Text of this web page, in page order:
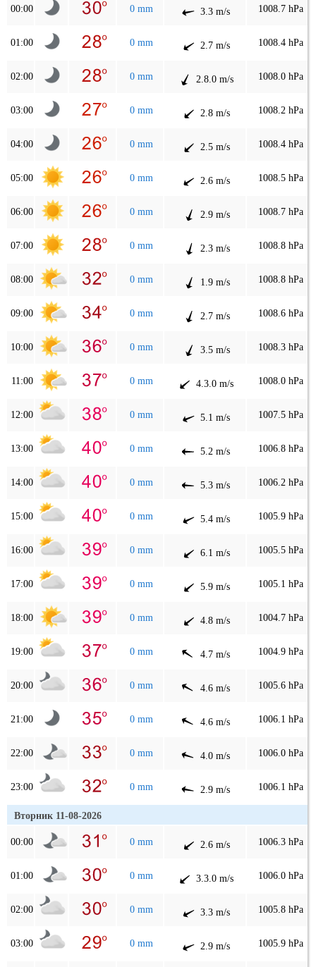
00:00 0 mm 3.3 m/s 1008.7 hPa
01:00 0 mm 2.7 m/s 1008.4 hPa
02:00 0 mm 2.8.0 m/s 1008.0 hPa
03:00 0 mm 2.8 m/s 1008.2 hPa
04:00 0 mm 2.5 m/s 1008.4 hPa
05:00 0 mm 2.6 m/s 1008.5 hPa
06:00 0 mm 2.9 m/s 1008.7 hPa
07:00 0 mm 2.3 m/s 1008.8 hPa
08:00 0 mm 1.9 m/s 1008.8 hPa
09:00 0 mm 2.7 m/s 1008.6 hPa
10:00 0 mm 3.5 m/s 1008.3 hPa
11:00 0 mm 4.3.0 m/s 1008.0 hPa
12:00 0 mm 5.1 m/s 1007.5 hPa
13:00 0 mm 5.2 m/s 1006.8 hPa
14:00 0 mm 5.3 m/s 1006.2 hPa
15:00 0 mm 5.4 m/s 1005.9 hPa
16:00 0 mm 6.1 m/s 1005.5 hPa
17:00 0 mm 5.9 m/s 1005.1 hPa
18:00 0 mm 4.8 m/s 1004.7 hPa
19:00 0 mm 4.7 m/s 1004.9 hPa
20:00 0 mm 4.6 m/s 1005.6 hPa
21:00 0 mm 4.6 m/s 1006.1 hPa
22:00 0 mm 4.0 m/s 1006.0 hPa
23:00 0 mm 2.9 m/s 1006.1 hPa
Вторник 11-08-2026
00:00 0 mm 2.6 m/s 1006.3 hPa
01:00 0 mm 3.3.0 m/s 1006.0 hPa
02:00 0 mm 3.3 m/s 1005.8 hPa
03:00 0 mm 2.9 m/s 1005.9 hPa